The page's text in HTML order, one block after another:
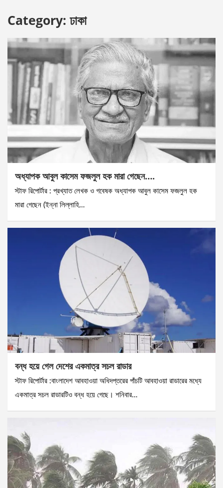
Category: ঢাকা
অধ্যাপক আবুল কাসেম ফজলুল হক মারা গেছেন….
স্টাফ রিপোর্টার : প্রখ্যাত লেখক ও গবেষক অধ্যাপক আবুল কাসেম ফজলুল হক
মারা গেছেন (ইন্না লিল্লাহি…
বন্ধ হয়ে গেল দেশের একমাত্র সচল রাডার
স্টাফ রিপোর্টার :বাংলাদেশ আবহাওয়া অধিদপ্তরের পাঁচটি আবহাওয়া রাডারের মধ্যে
একমাত্র সচল রাডারটিও বন্ধ হয়ে গেছে। শনিবার…